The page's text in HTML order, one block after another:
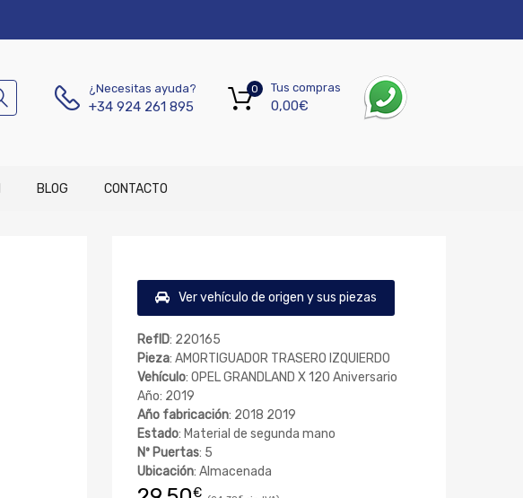
¿Necesitas ayuda?
+34 924 261 895
Tus compras
0,00€
0
BLOG CONTACTO
Ver vehículo de origen y sus piezas
RefID: 220165
Pieza: AMORTIGUADOR TRASERO IZQUIERDO
Vehículo: OPEL GRANDLAND X 120 Aniversario
Año: 2019
Año fabricación: 2018 2019
Estado: Material de segunda mano
Nº Puertas: 5
Ubicación: Almacenada
€